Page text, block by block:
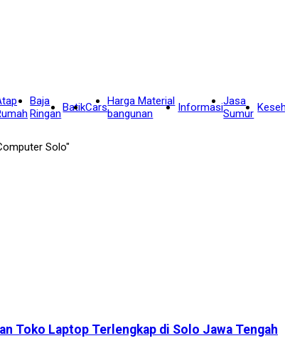
Baja
RinganBatikCarsHarga Material
bangunan
InformasiJasa
Sumur
Solo"
Toko Laptop Terlengkap di Solo Jawa Tengah